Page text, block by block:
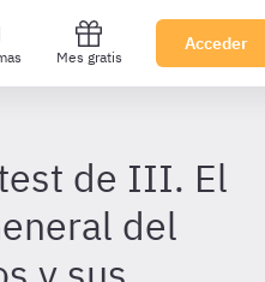
Mes gratis
Acceder
de III. El
del